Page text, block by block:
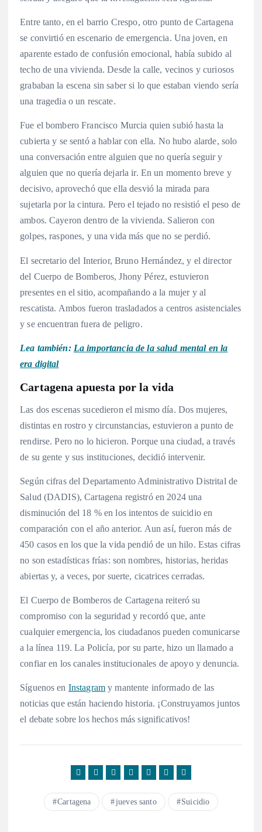
Entre tanto, en el barrio Crespo, otro punto de Cartagena
se convirtió en escenario de emergencia. Una joven, en
aparente estado de confusión emocional, había subido al
techo de una vivienda. Desde la calle, vecinos y curiosos
grababan la escena sin saber si lo que estaban viendo sería
una tragedia o un rescate.
Fue el bombero Francisco Murcia quien subió hasta la
cubierta y se sentó a hablar con ella. No hubo alarde, solo
una conversación entre alguien que no quería seguir y
alguien que no quería dejarla ir. En un momento breve y
decisivo, aprovechó que ella desvió la mirada para
sujetarla por la cintura. Pero el tejado no resistió el peso de
ambos. Cayeron dentro de la vivienda. Salieron con
golpes, raspones, y una vida más que no se perdió.
El secretario del Interior, Bruno Hernández, y el director
del Cuerpo de Bomberos, Jhony Pérez, estuvieron
presentes en el sitio, acompañando a la mujer y al
rescatista. Ambos fueron trasladados a centros asistenciales
y se encuentran fuera de peligro.
Lea también: La importancia de la salud mental en la
era digital
Cartagena apuesta por la vida
Las dos escenas sucedieron el mismo día. Dos mujeres,
distintas en rostro y circunstancias, estuvieron a punto de
rendirse. Pero no lo hicieron. Porque una ciudad, a través
de su gente y sus instituciones, decidió intervenir.
Según cifras del Departamento Administrativo Distrital de
Salud (DADIS), Cartagena registró en 2024 una
disminución del 18 % en los intentos de suicidio en
comparación con el año anterior. Aun así, fueron más de
450 casos en los que la vida pendió de un hilo. Estas cifras
no son estadísticas frías: son nombres, historias, heridas
abiertas y, a veces, por suerte, cicatrices cerradas.
El Cuerpo de Bomberos de Cartagena reiteró su
compromiso con la seguridad y recordó que, ante
cualquier emergencia, los ciudadanos pueden comunicarse
a la línea 119. La Policía, por su parte, hizo un llamado a
confiar en los canales institucionales de apoyo y denuncia.
Síguenos en Instagram y mantente informado de las
noticias que están haciendo historia. ¡Construyamos juntos
el debate sobre los hechos más significativos!
Cartagena jueves santo Suicidio